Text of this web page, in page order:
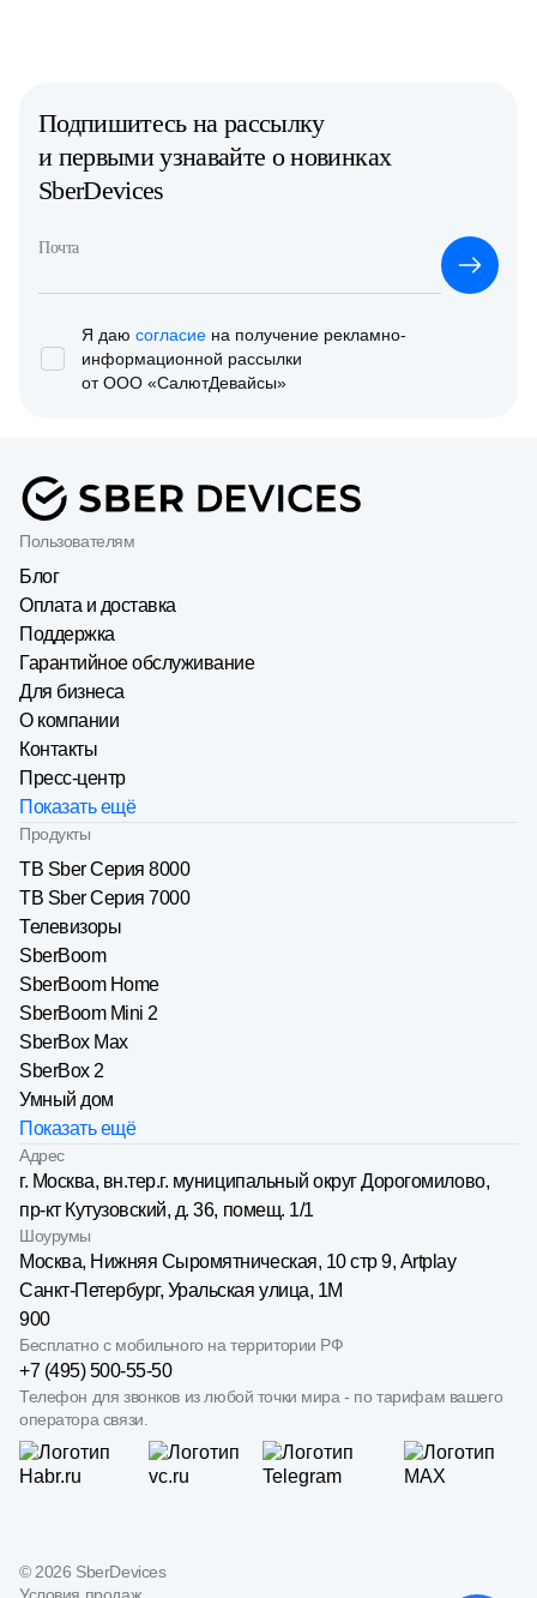
Подпишитесь на рассылку
и первыми узнавайте о новинках
SberDevices
Почта
Я даю согласие на получение рекламно-
информационной рассылки
от ООО «СалютДевайсы»
Пользователям
Блог
Оплата и доставка
Поддержка
Гарантийное обслуживание
Для бизнеса
О компании
Контакты
Пресс-центр
Показать ещё
Продукты
ТВ Sber Серия 8000
ТВ Sber Серия 7000
Телевизоры
SberBoom
SberBoom Home
SberBoom Mini 2
SberBox Max
SberBox 2
Умный дом
Показать ещё
Адрес
г. Москва, вн.тер.г. муниципальный округ Дорогомилово,
пр-кт Кутузовский, д. 36, помещ. 1/1
Шоурумы
Москва, Нижняя Сыро­мятническая, 10 стр 9, Artplay
Санкт-Петербург, Уральская улица, 1М
Бесплатно с мобильного на территории РФ
900
Телефон для звонков из любой точки мира - по тарифам вашего
оператора связи.
+7 (495) 500-55-50
© 2026 SberDevices